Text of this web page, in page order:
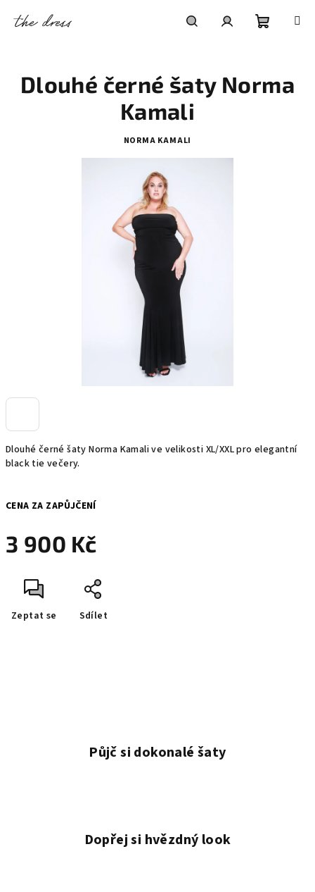
košík
Dlouhé černé šaty Norma Kamali ve velikosti XL/XXL pro elegantní
black tie večery.
3 900 Kč
cena:
CENA ZA ZAPŮJČENÍ
Zeptat se Sdílet
Dlouhé černé šaty Norma
Kamali
NORMA KAMALI
Půjč si dokonalé šaty
Dopřej si hvězdný look